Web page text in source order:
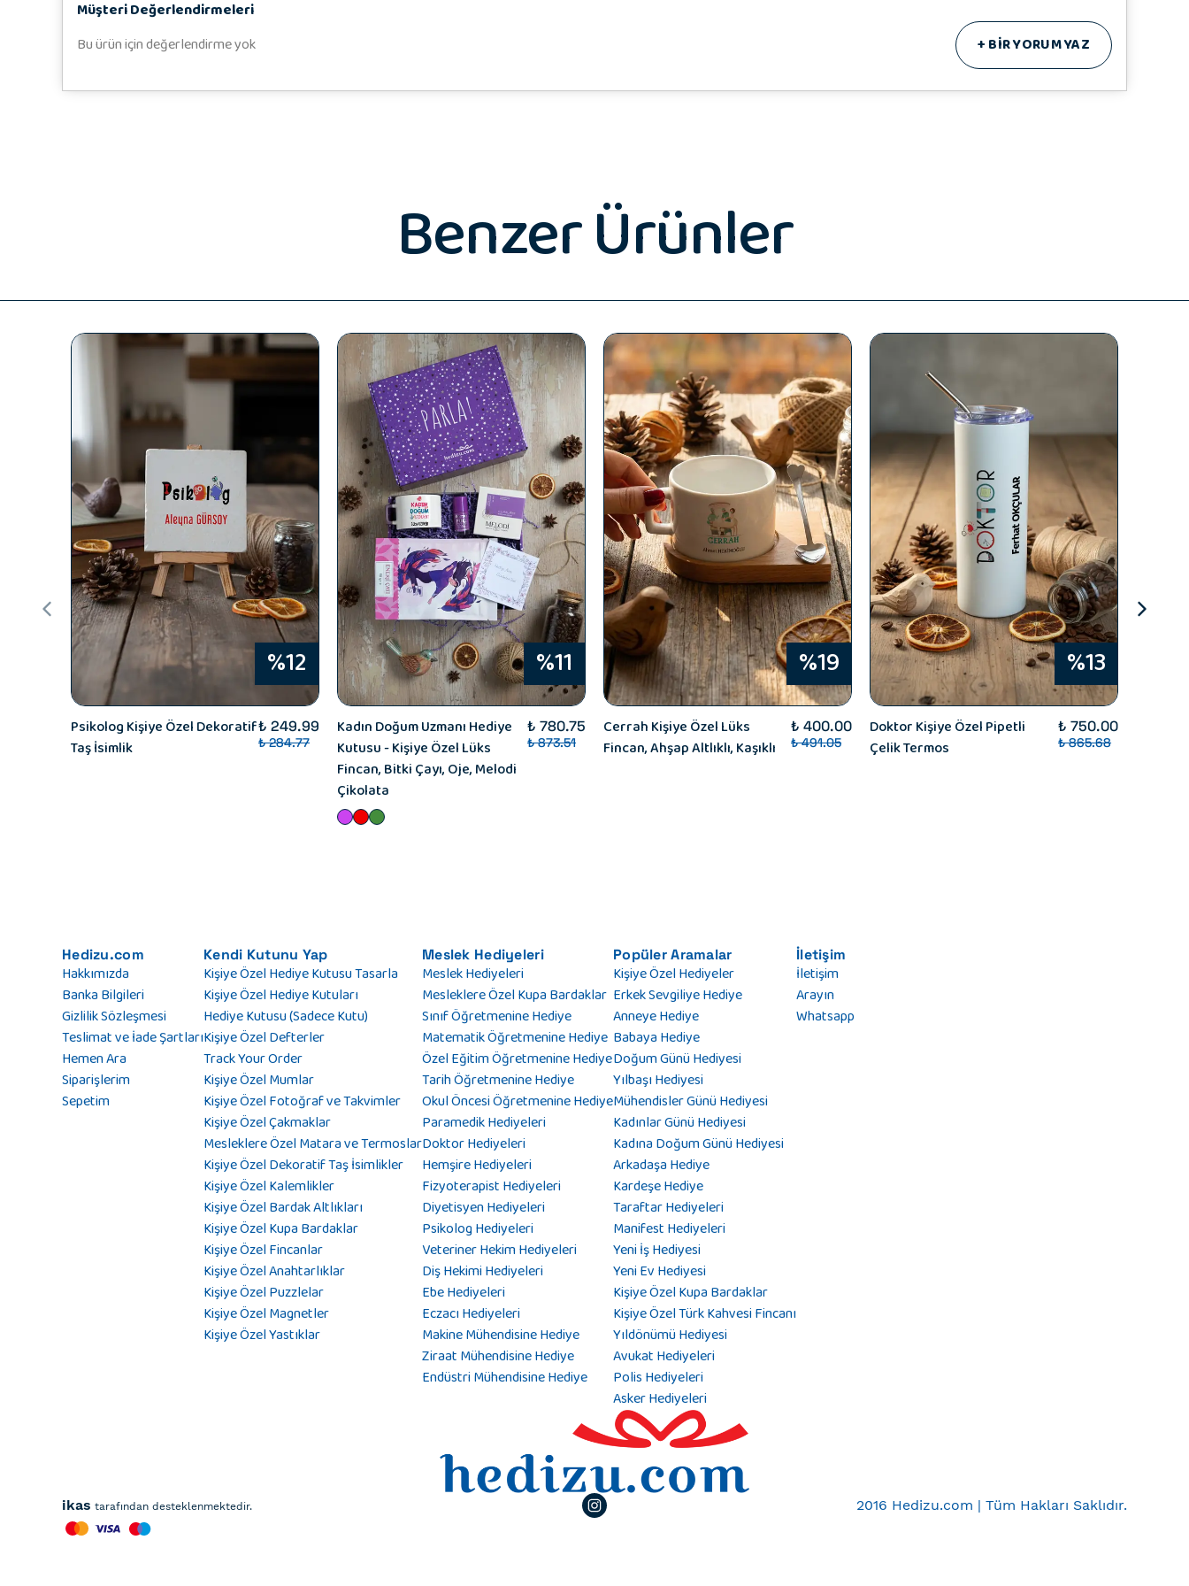
Müşteri Değerlendirmeleri
Bu ürün için değerlendirme yok
+BİR YORUM YAZ
Benzer Ürünler
%12
Psikolog Kişiye Özel Dekoratif
Taş İsimlik
₺ 249.99
₺ 284.77
%11
Kadın Doğum Uzmanı Hediye
Kutusu - Kişiye Özel Lüks
Fincan, Bitki Çayı, Oje, Melodi
Çikolata
₺ 780.75
₺ 873.51
%19
Cerrah Kişiye Özel Lüks
Fincan, Ahşap Altlıklı, Kaşıklı
₺ 400.00
₺ 491.05
%13
Doktor Kişiye Özel Pipetli
Çelik Termos
₺ 750.00
₺ 865.68
Hedizu.com
Hakkımızda
Banka Bilgileri
Gizlilik Sözleşmesi
Teslimat ve İade Şartları
Hemen Ara
Siparişlerim
Sepetim
Kendi Kutunu Yap
Kişiye Özel Hediye Kutusu Tasarla
Kişiye Özel Hediye Kutuları
Hediye Kutusu (Sadece Kutu)
Kişiye Özel Defterler
Track Your Order
Kişiye Özel Mumlar
Kişiye Özel Fotoğraf ve Takvimler
Kişiye Özel Çakmaklar
Mesleklere Özel Matara ve Termoslar
Kişiye Özel Dekoratif Taş İsimlikler
Kişiye Özel Kalemlikler
Kişiye Özel Bardak Altlıkları
Kişiye Özel Kupa Bardaklar
Kişiye Özel Fincanlar
Kişiye Özel Anahtarlıklar
Kişiye Özel Puzzlelar
Kişiye Özel Magnetler
Kişiye Özel Yastıklar
Meslek Hediyeleri
Meslek Hediyeleri
Mesleklere Özel Kupa Bardaklar
Sınıf Öğretmenine Hediye
Matematik Öğretmenine Hediye
Özel Eğitim Öğretmenine Hediye
Tarih Öğretmenine Hediye
Okul Öncesi Öğretmenine Hediye
Paramedik Hediyeleri
Doktor Hediyeleri
Hemşire Hediyeleri
Fizyoterapist Hediyeleri
Diyetisyen Hediyeleri
Psikolog Hediyeleri
Veteriner Hekim Hediyeleri
Diş Hekimi Hediyeleri
Ebe Hediyeleri
Eczacı Hediyeleri
Makine Mühendisine Hediye
Ziraat Mühendisine Hediye
Endüstri Mühendisine Hediye
Popüler Aramalar
Kişiye Özel Hediyeler
Erkek Sevgiliye Hediye
Anneye Hediye
Babaya Hediye
Doğum Günü Hediyesi
Yılbaşı Hediyesi
Mühendisler Günü Hediyesi
Kadınlar Günü Hediyesi
Kadına Doğum Günü Hediyesi
Arkadaşa Hediye
Kardeşe Hediye
Taraftar Hediyeleri
Manifest Hediyeleri
Yeni İş Hediyesi
Yeni Ev Hediyesi
Kişiye Özel Kupa Bardaklar
Kişiye Özel Türk Kahvesi Fincanı
Yıldönümü Hediyesi
Avukat Hediyeleri
Polis Hediyeleri
Asker Hediyeleri
İletişim
İletişim
Arayın
Whatsapp
2016 Hedizu.com | Tüm Hakları Saklıdır.
ikas tarafından desteklenmektedir.